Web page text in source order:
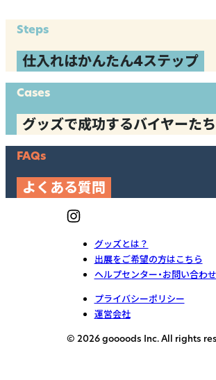
Steps
仕入れはかんたん4ステップ
Cases
グッズで成功するバイヤーたち
FAQs
よくある質問
グッズとは？
出展をご希望の方はこちら
ヘルプセンター・お問い合わせ
プライバシーポリシー
運営会社
© 2026 goooods Inc. All rights